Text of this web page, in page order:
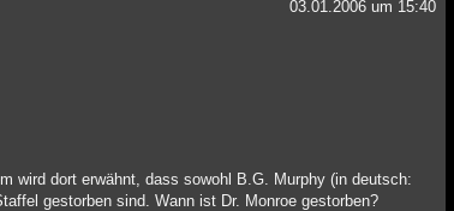
03.01.2006 um 15:40
wird dort erwähnt, dass sowohl B.G. Murphy (in deutsch:
gestorben sind. Wann ist Dr. Monroe gestorben?